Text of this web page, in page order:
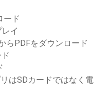
ード
イ
らPDFをダウンロード
はSDカードではなく電